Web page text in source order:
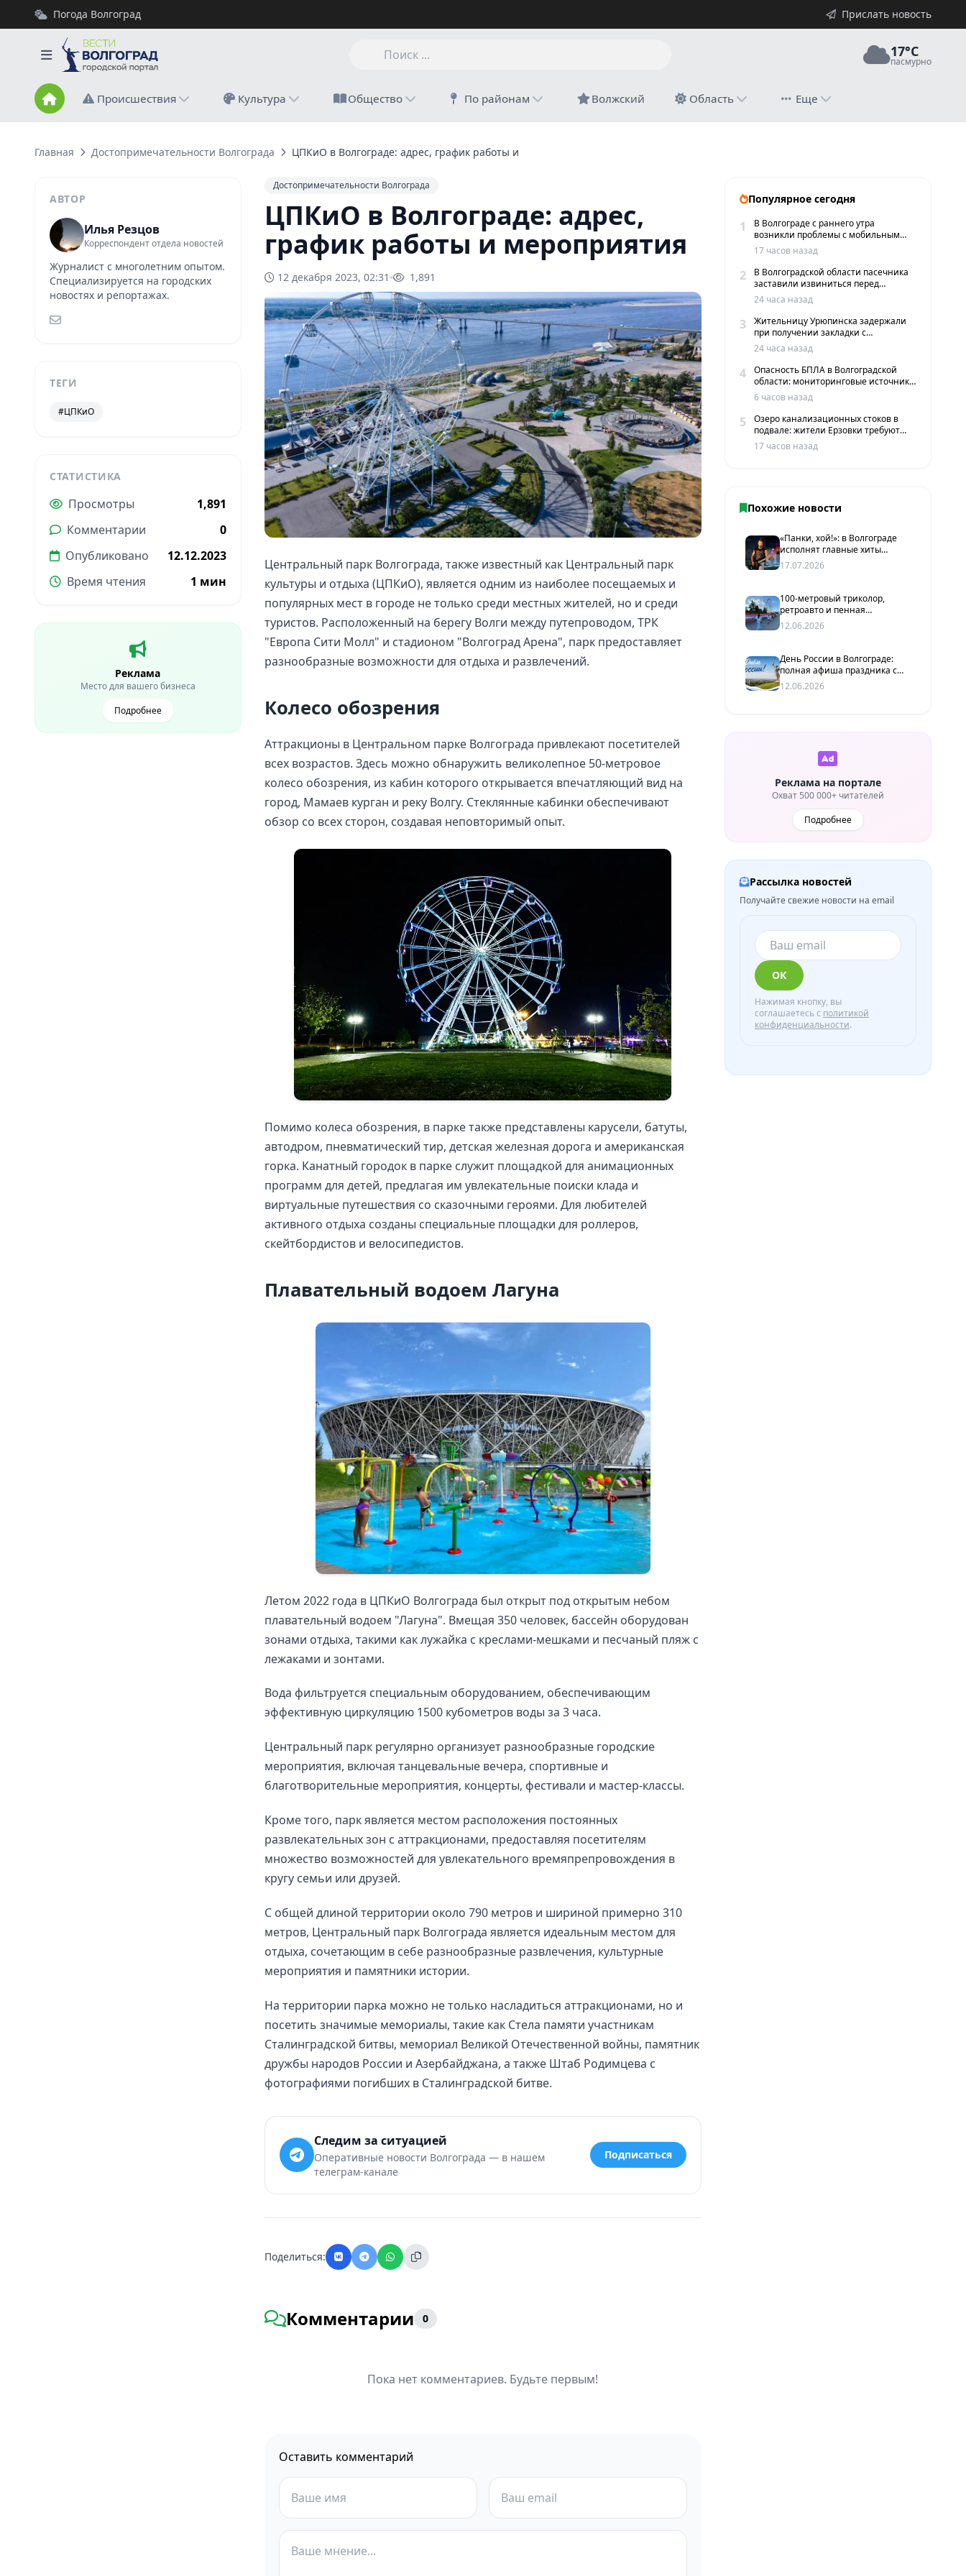
Погода Волгоград Прислать новость
17°C
пасмурно
Происшествия Культура Общество По районам Волжский Область Еще
Главная Достопримечательности Волгограда ЦПКиО в Волгограде: адрес, график работы и мероприятия
АВТОР
Илья Резцов
Корреспондент отдела новостей
Журналист с многолетним опытом.
Специализируется на городских
новостях и репортажах.
ТЕГИ
#ЦПКиО
СТАТИСТИКА
Просмотры
1,891
Комментарии
0
Опубликовано
12.12.2023
Время чтения
1 мин
Реклама
Место для вашего бизнеса
Подробнее
Достопримечательности Волгограда
ЦПКиО в Волгограде: адрес,
график работы и мероприятия
12 декабря 2023, 02:31 1,891
Центральный парк Волгограда, также известный как Центральный парк
культуры и отдыха (ЦПКиО), является одним из наиболее посещаемых и
популярных мест в городе не только среди местных жителей, но и среди
туристов. Расположенный на берегу Волги между путепроводом, ТРК
"Европа Сити Молл" и стадионом "Волгоград Арена", парк предоставляет
разнообразные возможности для отдыха и развлечений.
Колесо обозрения
Аттракционы в Центральном парке Волгограда привлекают посетителей
всех возрастов. Здесь можно обнаружить великолепное 50-метровое
колесо обозрения, из кабин которого открывается впечатляющий вид на
город, Мамаев курган и реку Волгу. Стеклянные кабинки обеспечивают
обзор со всех сторон, создавая неповторимый опыт.
Помимо колеса обозрения, в парке также представлены карусели, батуты,
автодром, пневматический тир, детская железная дорога и американская
горка. Канатный городок в парке служит площадкой для анимационных
программ для детей, предлагая им увлекательные поиски клада и
виртуальные путешествия со сказочными героями. Для любителей
активного отдыха созданы специальные площадки для роллеров,
скейтбордистов и велосипедистов.
Плавательный водоем Лагуна
Летом 2022 года в ЦПКиО Волгограда был открыт под открытым небом
плавательный водоем "Лагуна". Вмещая 350 человек, бассейн оборудован
зонами отдыха, такими как лужайка с креслами-мешками и песчаный пляж с
лежаками и зонтами.
Вода фильтруется специальным оборудованием, обеспечивающим
эффективную циркуляцию 1500 кубометров воды за 3 часа.
Центральный парк регулярно организует разнообразные городские
мероприятия, включая танцевальные вечера, спортивные и
благотворительные мероприятия, концерты, фестивали и мастер-классы.
Кроме того, парк является местом расположения постоянных
развлекательных зон с аттракционами, предоставляя посетителям
множество возможностей для увлекательного времяпрепровождения в
кругу семьи или друзей.
С общей длиной территории около 790 метров и шириной примерно 310
метров, Центральный парк Волгограда является идеальным местом для
отдыха, сочетающим в себе разнообразные развлечения, культурные
мероприятия и памятники истории.
На территории парка можно не только насладиться аттракционами, но и
посетить значимые мемориалы, такие как Стела памяти участникам
Сталинградской битвы, мемориал Великой Отечественной войны, памятник
дружбы народов России и Азербайджана, а также Штаб Родимцева с
фотографиями погибших в Сталинградской битве.
Следим за ситуацией
Оперативные новости Волгограда — в нашем
телеграм-канале
Подписаться
Поделиться:
Комментарии 0
Пока нет комментариев. Будьте первым!
Оставить комментарий
Популярное сегодня
1
В Волгограде с раннего утра
возникли проблемы с мобильным
интернетом и сервисами такси
17 часов назад
2
В Волгоградской области пасечника
заставили извиниться перед
жителями хутора
24 часа назад
3
Жительницу Урюпинска задержали
при получении закладки с
мефедроном в Волгограде
24 часа назад
4
Опасность БПЛА в Волгоградской
области: мониторинговые источники
сообщают о пролетах беспилотников
6 часов назад
5
Озеро канализационных стоков в
подвале: жители Ерзовки требуют
срочных мер
17 часов назад
Похожие новости
«Панки, хой!»: в Волгограде
исполнят главные хиты
группы «Король и Шут»
17.07.2026
100-метровый триколор,
ретроавто и пенная
вечеринка: как отметят День
России в ЦПКиО Волгограда
12.06.2026
День России в Волгограде:
полная афиша праздника с
концертами, кино под
открытым небом и 100-
12.06.2026
Реклама на портале
Охват 500 000+ читателей
Подробнее
Рассылка новостей
Получайте свежие новости на email
ОК
Нажимая кнопку, вы
соглашаетесь с политикой
конфиденциальности.